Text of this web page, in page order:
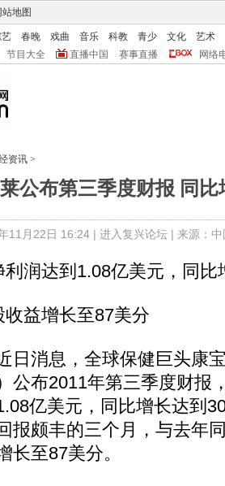
站地图
春晚 戏曲 音乐 科教 青少 文化
艺术
节目大全 直播中国 赛事直播 网络
资讯 >
公布第三季度财报 同比
11月22日 16:24 | 进入复兴论坛| 来源：
达到1.08亿美元，同比
益增长至87美分
消息，全球保健巨头康
公布2011年第三季度财报
亿美元，同比增长达到
报颇丰的三个月，与去年
长至87美分。